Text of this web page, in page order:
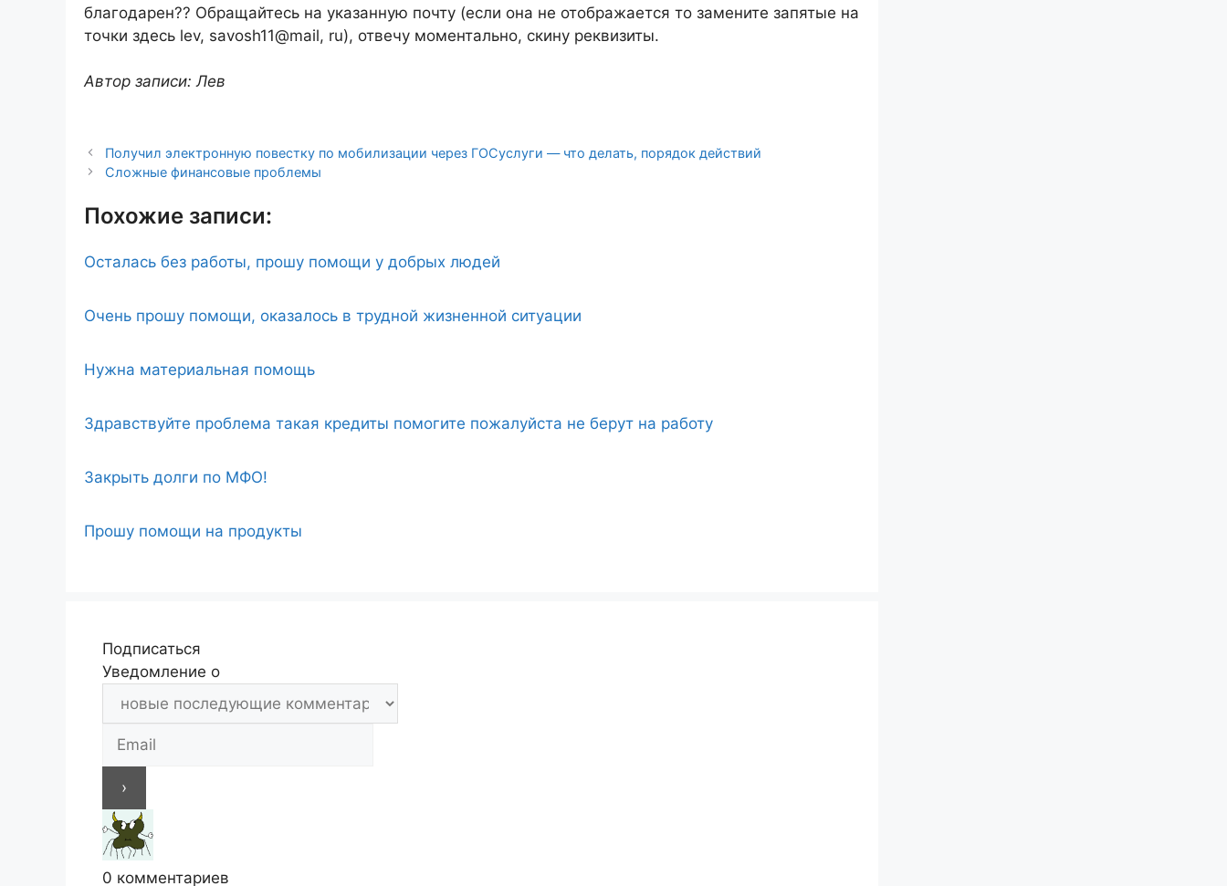
благодарен?? Обращайтесь на указанную почту (если она не отображается то замените запятые на
точки здесь lev, savosh11@mail, ru), отвечу моментально, скину реквизиты.
Автор записи: Лев
Получил электронную повестку по мобилизации через ГОСуслуги — что делать, порядок действий
Сложные финансовые проблемы
Похожие записи:
Осталась без работы, прошу помощи у добрых людей
Очень прошу помощи, оказалось в трудной жизненной ситуации
Нужна материальная помощь
Здравствуйте проблема такая кредиты помогите пожалуйста не берут на работу
Закрыть долги по МФО!
Прошу помощи на продукты
Подписаться
Уведомление о
0 комментариев